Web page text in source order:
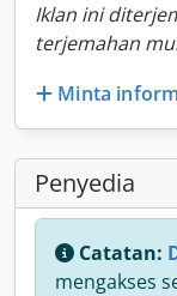
Iklan ini
terjemahan
Minta
Penyedia
Catatan:
mengakses